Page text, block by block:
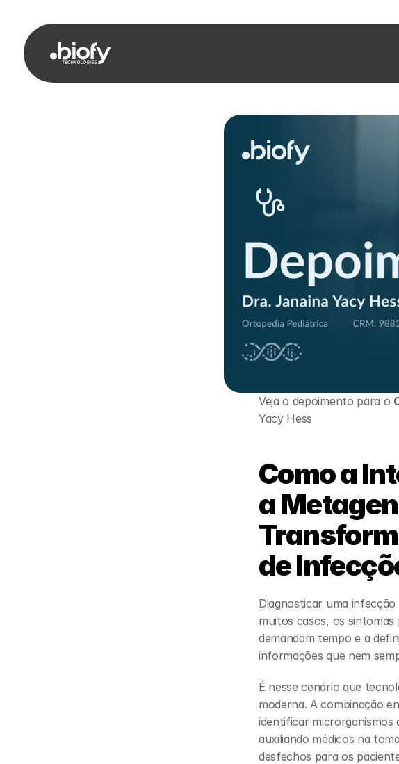
Veja o depoimento para o
Yacy Hess
Como a
a
de
Diagnosticar uma
muitos casos, os sintomas
demandam tempo e a
informações que nem
É nesse cenário que
moderna. A combinação
identificar microrganismos
auxiliando médicos na
desfechos para os